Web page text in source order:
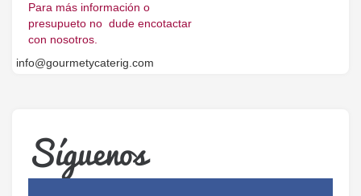
Para más información o
presupueto no dude encotactar
con nosotros.
info@gourmetycaterig.com
Síguenos